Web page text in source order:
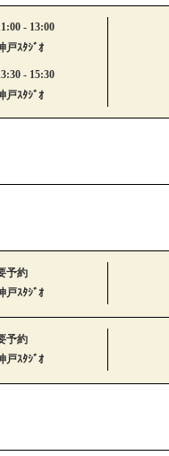
- 13:00
戸ｽﾀｼﾞｵ
- 15:30
戸ｽﾀｼﾞｵ
予約
戸ｽﾀｼﾞｵ
予約
戸ｽﾀｼﾞｵ